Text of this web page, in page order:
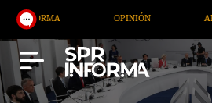
OPINIÓN ARTÍCULOS